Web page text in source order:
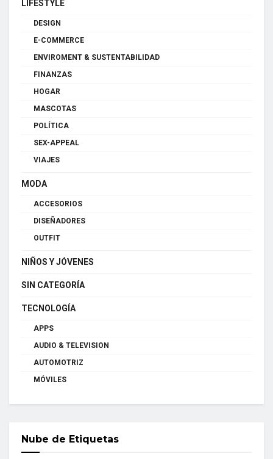
LIFESTYLE
DESIGN
E-COMMERCE
ENVIROMENT & SUSTENTABILIDAD
FINANZAS
HOGAR
MASCOTAS
POLÍTICA
SEX-APPEAL
VIAJES
MODA
ACCESORIOS
DISEÑADORES
OUTFIT
NIÑOS Y JÓVENES
SIN CATEGORÍA
TECNOLOGÍA
APPS
AUDIO & TELEVISION
AUTOMOTRIZ
MÓVILES
Nube de Etiquetas